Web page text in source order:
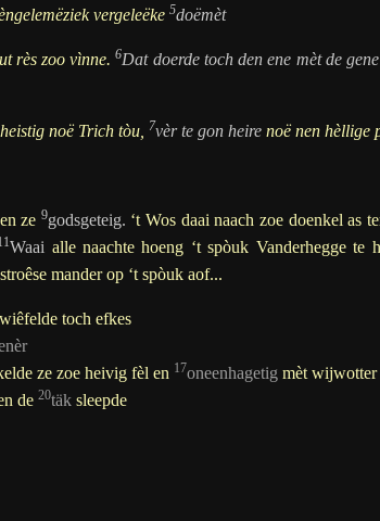
vergeleëke 5doëmèt
rès zoo vìnne.6Dat doerde toch den ene mèt de gene
noë Trich tòu, 7vèr te gon heire noë nen hèllige
ze 9godsgeteig. ‘t Wos daai naach zoe doenkel as
Waai alle naachte hoeng ‘t spòuk Vanderhegge te
mander op ‘t spòuk aof...
toch efkes
ze zoe heivig fèl en 17oneenhagetig mèt wijwotter
de 20täk sleepde